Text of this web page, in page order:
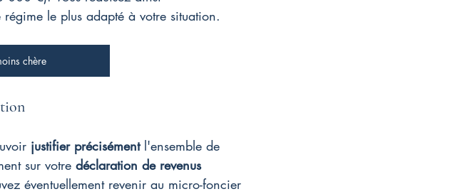
le plus adapté à votre situation.
chère
justifier précisément l'ensemble de
sur votre déclaration de revenus
éventuellement revenir au micro-foncier